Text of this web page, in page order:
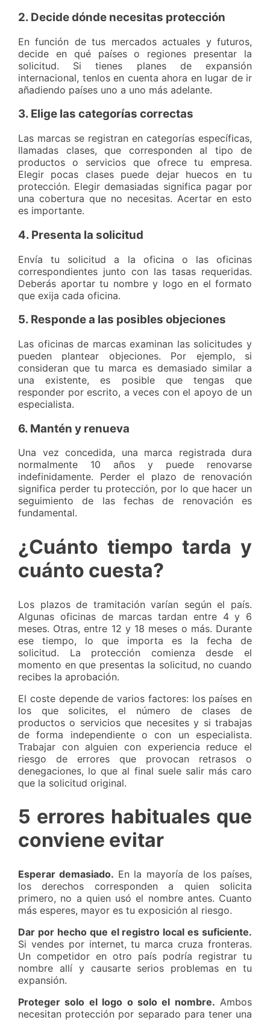
2. Decide dónde necesitas protección
En función de tus mercados actuales y futuros,
decide en qué países o regiones presentar la
solicitud. Si tienes planes de expansión
internacional, tenlos en cuenta ahora en lugar de ir
añadiendo países uno a uno más adelante.
3. Elige las categorías correctas
Las marcas se registran en categorías específicas,
llamadas clases, que corresponden al tipo de
productos o servicios que ofrece tu empresa.
Elegir pocas clases puede dejar huecos en tu
protección. Elegir demasiadas significa pagar por
una cobertura que no necesitas. Acertar en esto
es importante.
4. Presenta la solicitud
Envía tu solicitud a la oficina o las oficinas
correspondientes junto con las tasas requeridas.
Deberás aportar tu nombre y logo en el formato
que exija cada oficina.
5. Responde a las posibles objeciones
Las oficinas de marcas examinan las solicitudes y
pueden plantear objeciones. Por ejemplo, si
consideran que tu marca es demasiado similar a
una existente, es posible que tengas que
responder por escrito, a veces con el apoyo de un
especialista.
6. Mantén y renueva
Una vez concedida, una marca registrada dura
normalmente 10 años y puede renovarse
indefinidamente. Perder el plazo de renovación
significa perder tu protección, por lo que hacer un
seguimiento de las fechas de renovación es
fundamental.
¿Cuánto tiempo tarda y
cuánto cuesta?
Los plazos de tramitación varían según el país.
Algunas oficinas de marcas tardan entre 4 y 6
meses. Otras, entre 12 y 18 meses o más. Durante
ese tiempo, lo que importa es la fecha de
solicitud. La protección comienza desde el
momento en que presentas la solicitud, no cuando
recibes la aprobación.
El coste depende de varios factores: los países en
los que solicites, el número de clases de
productos o servicios que necesites y si trabajas
de forma independiente o con un especialista.
Trabajar con alguien con experiencia reduce el
riesgo de errores que provocan retrasos o
denegaciones, lo que al final suele salir más caro
que la solicitud original.
5 errores habituales que
conviene evitar
Esperar demasiado. En la mayoría de los países,
los derechos corresponden a quien solicita
primero, no a quien usó el nombre antes. Cuanto
más esperes, mayor es tu exposición al riesgo.
Dar por hecho que el registro local es suficiente.
Si vendes por internet, tu marca cruza fronteras.
Un competidor en otro país podría registrar tu
nombre allí y causarte serios problemas en tu
expansión.
Proteger solo el logo o solo el nombre. Ambos
necesitan protección por separado para tener una